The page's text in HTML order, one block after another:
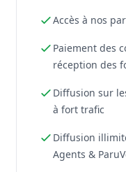
Accès à nos
Paiement des
réception des
Diffusion sur
à fort trafic
Diffusion
Agents &